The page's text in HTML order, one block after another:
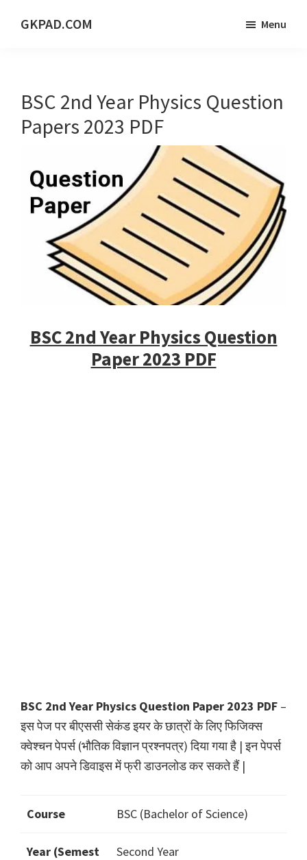
GKPAD.COM
PORTAL
Menu
BSC 2nd Year Physics Question
Papers 2023 PDF
BSC 2nd Year Physics Question
Paper 2023 PDF
BSC 2nd Year Physics Question Paper 2023 PDF –
इस पेज पर बीएससी सेकंड इयर के छात्रों के लिए फिजिक्स
क्वेश्चन पेपर्स (भौतिक विज्ञान प्रश्नपत्र) दिया गया है | इन पेपर्स
को आप अपने डिवाइस में फ्री डाउनलोड कर सकते हैं |
Course BSC (Bachelor of Science)
Year (Semest
Second Year